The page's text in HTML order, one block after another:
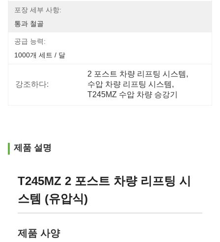
포장 세부 사항:
통과 철골
공급 능력:
1000개 세트 / 달
강조하다:
2 포스트 차량 리프팅 시스템,
수압 차량 리프팅 시스템,
T245MZ 수압 차량 승강기
제품 설명
T245MZ 2 포스트 차량 리프팅 시
스템 (유압식)
제품 사양